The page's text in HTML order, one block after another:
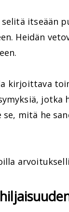
itseään
Heidän
kirjoittava
mitä he